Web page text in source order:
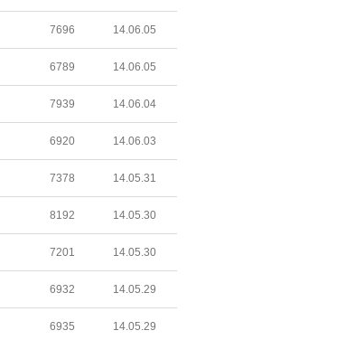
7696 14.06.05
6789 14.06.05
7939 14.06.04
6920 14.06.03
7378 14.05.31
8192 14.05.30
7201 14.05.30
6932 14.05.29
6935 14.05.29